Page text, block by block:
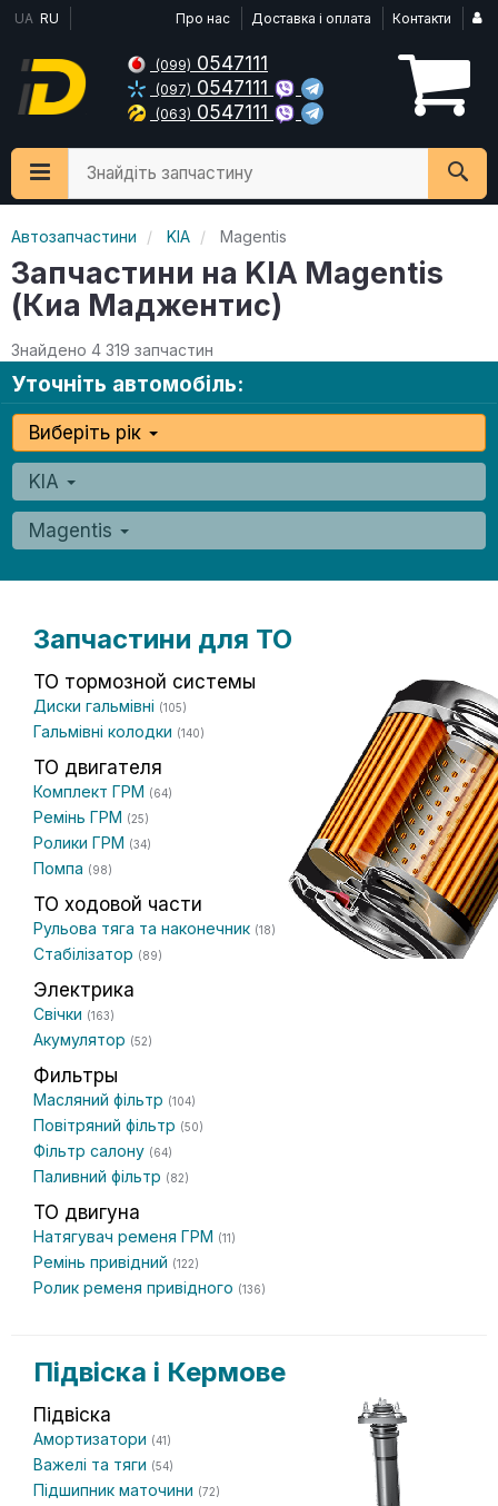
UA RU Про нас Доставка і оплата Контакти
(099) 0547111
(097) 0547111
(063) 0547111
Знайдіть запчастину
Автозапчастини KIA Magentis
Запчастини на KIA Magentis
(Киа Маджентис)
Знайдено 4 319 запчастин
Уточніть автомобіль:
Виберіть рік
KIA
Magentis
Запчастини для ТО
ТО тормозной системы
Диски гальмівні (105)
Гальмівні колодки (140)
ТО двигателя
Комплект ГРМ (64)
Ремінь ГРМ (25)
Ролики ГРМ (34)
Помпа (98)
ТО ходовой части
Рульова тяга та наконечник (18)
Стабілізатор (89)
Электрика
Свічки (163)
Акумулятор (52)
Фильтры
Масляний фільтр (104)
Повітряний фільтр (50)
Фільтр салону (64)
Паливний фільтр (82)
ТО двигуна
Натягувач ременя ГРМ (11)
Ремінь привідний (122)
Ролик ременя привідного (136)
Підвіска і Кермове
Підвіска
Амортизатори (41)
Важелі та тяги (54)
Підшипник маточини (72)